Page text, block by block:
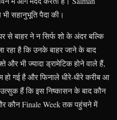
सहानुभूति पैदा की।
से बाहर ने न सिर्फ शो के अंदर बल्कि
रहा है कि उनके बाहर जाने के बाद
भी ज्यादा ड्रामेटिक होने वाले हैं,
हो गई है और फिनाले धीरे-धीरे करीब आ
हैं कि इस निष्कासन के बाद कौन
कौन Finale Week तक पहुंचने में